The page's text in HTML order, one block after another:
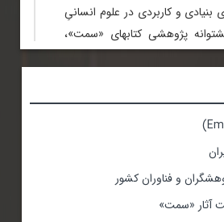
و کاربردی در علوم انسانیِ
پژوهشی کتابهای «سمت»،
ارتقا یافت.
و فناوران کشور
آثار «سمت»